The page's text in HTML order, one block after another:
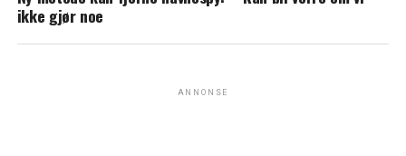
ikke gjør noe
ANNONSE